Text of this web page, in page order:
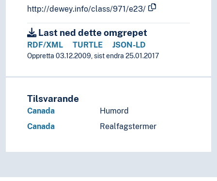
http://dewey.info/class/971/e23/
Last ned dette omgrepet
RDF/XML TURTLE JSON-LD
Oppretta 03.12.2009, sist endra 25.01.2017
Tilsvarande
Canada
Humord
Canada
Realfagstermer